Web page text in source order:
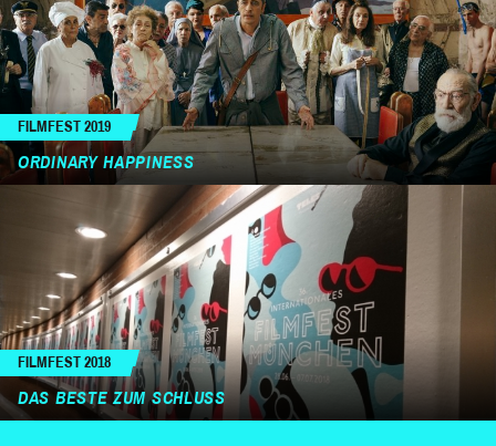
FILMFEST 2019
ORDINARY HAPPINESS
FILMFEST 2018
DAS BESTE ZUM SCHLUSS